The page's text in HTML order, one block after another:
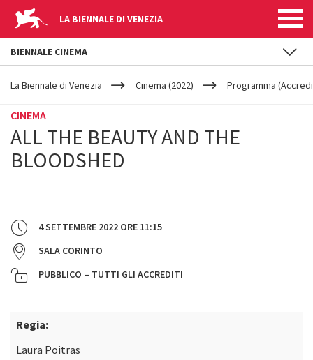
LA BIENNALE DI VENEZIA
YOUR
ARE
La Biennale di Venezia Cinema (2022) Programma
CINEMA
ALL THE BEAUTY AND THE
BLOODSHED
4 SETTEMBRE 2022 ORE 11:15
SALA CORINTO
PUBBLICO – TUTTI GLI ACCREDITI
Regia:
Laura Poitras
BIENNALE CINEMA